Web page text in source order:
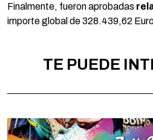
Finalmente, fueron aprobadas
importe global de 328.439,62
TE PUEDE